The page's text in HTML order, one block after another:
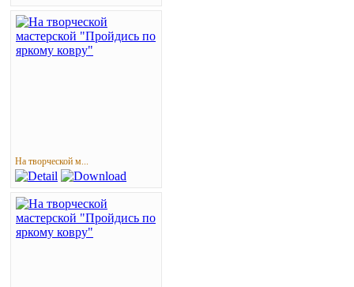
На творческой м...